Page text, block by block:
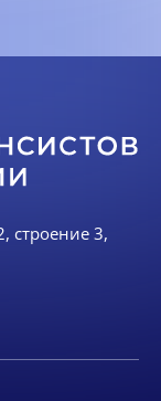
строение 3,